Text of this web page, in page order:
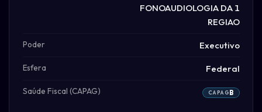
FONOAUDIOLOGIA DA 1
REGIAO
Poder Executivo
Esfera Federal
Saúde Fiscal (CAPAG) CAPAG B